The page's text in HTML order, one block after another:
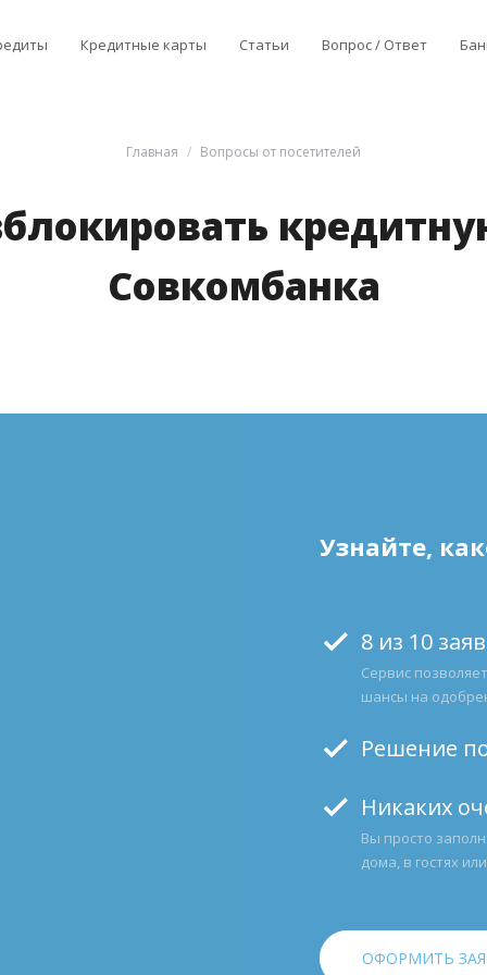
Кредитные карты Статьи Вопрос / Ответ
Главная Вопросы от посетителей
Совкомбанка
Узнайте,
check 8 из 10
Cервис
шансы на
check Решение
check Никаких
Вы просто
дома, в гостях
ОФОРМИТЬ